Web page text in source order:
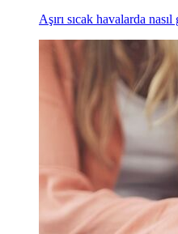
Aşırı sıcak havalarda